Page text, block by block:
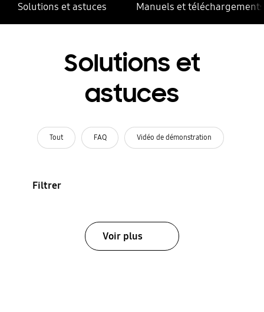
Solutions et astuces Manuels et téléchargements
Solutions et
astuces
Tout FAQ Vidéo de démonstration
Filtrer
Voir plus